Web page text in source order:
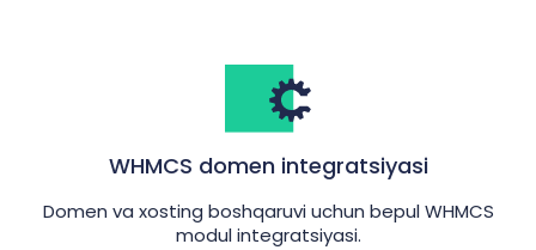
WHMCS domen integratsiyasi
Domen va xosting boshqaruvi uchun bepul WHMCS
modul integratsiyasi.